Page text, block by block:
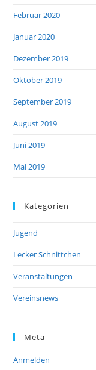
Februar 2020
Januar 2020
Dezember 2019
Oktober 2019
September 2019
August 2019
Juni 2019
Mai 2019
Kategorien
Jugend
Lecker Schnittchen
Veranstaltungen
Vereinsnews
Meta
Anmelden